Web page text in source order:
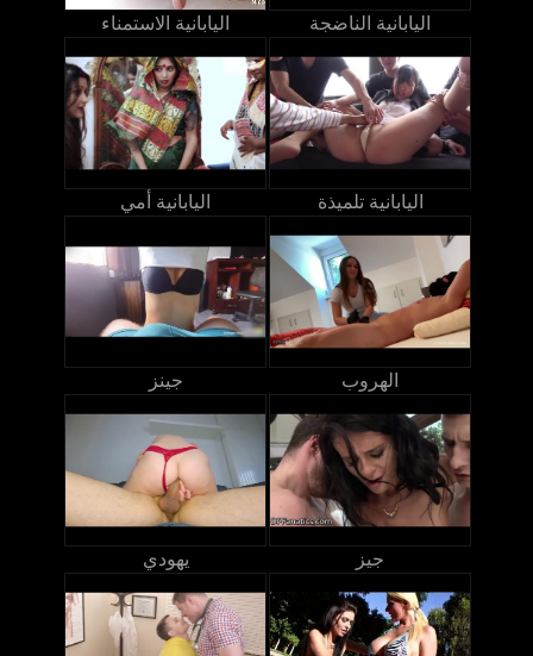
اليابانية الاستمناء اليابانية الناضجة
اليابانية أمي اليابانية تلميذة
جينز الهروب
يهودي جيز